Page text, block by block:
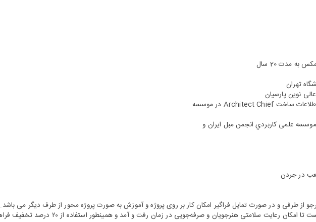
به مدت 20 سال
در جردن
از طرفی و در صورت تمایل فراگیر امکان کار بر روی پروژه و آموزش به صورت پروژه محور از طرف دیگر می باشد.
سلامتی هنرجویان و صرفه‌جویی در زمان رفت و آمد و همینطور استفاده از ۲۰ درصد تخفیف فراهم گردد.